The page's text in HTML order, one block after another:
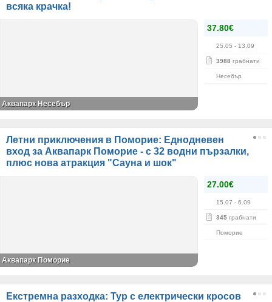
всяка крачка!
37.80€
25.05 - 13.09
3988 грабнати
Несебър
Аквапарк Несебър
Летни приключения в Поморие: Еднодневен
вход за Аквапарк Поморие - с 32 водни пързалки,
плюс нова атракция "Сауна и шок"
27.00€
15.07 - 6.09
345 грабнати
Поморие
Аквапарк Поморие
Екстремна разходка: Тур с електрически кросов